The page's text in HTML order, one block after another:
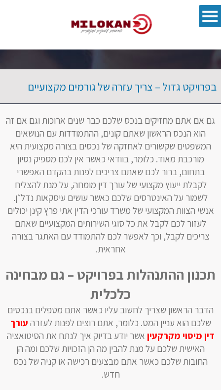
בפרויקט גדול – צריך עזרה של גורמים מקצועיים
גם אם אתם מחזיקים בנכס שלכם כבר שנים ארוכות וגם אם זה
הוא הנכס הראשון שאתם קונים, ההתמודדות עם הנושאים
המשפטים שקשורים לאחזקה של נכסים בצורה מקצועית היא
מורכבת מאוד. כלומר, בוודאי כאשר אין לכם מספיק נסיון
בתחום, ברור לכם שאתם צריכים לפנות בהקדם האפשרי
לקבלת ייעוץ מקצועי של עורך דין מומחה, על מנת להצליח
לשמור על האינטרסים שלכם כאשר עושים עיסקאות נדל״ן.
אנשי הצוות המקצועי של משרד עורכי הדין אתי פרץ קינן ‏יכולים
לעזור לכם לקבל את כל סוגי השירותים המקצועיים שאתם
צריכים לקבל, ‏וכך לאפשר לכם להתמודד עם האתגר בצורה
אחראית.
תכנון ההתנהלות בפרויקט – גם מבחינה
כלכלית
‏הדבר הראשון שצריך לחשוב עליו כאשר אתם מטפלים בנכסים
שלכם הוא עניין המס. כלומר, אתם רוצים לפנות לעזרה עורך
דין מיסוי מקרקעין אשר יודע בדיוק איך לנתח את הסיטואציה
האישית שלכם על מנת להבין מה ‏הן הזכויות שלכם ומה הן
החובות שלכם כאשר אתם מבצעים רכישה או קניה של נכס
חדש.